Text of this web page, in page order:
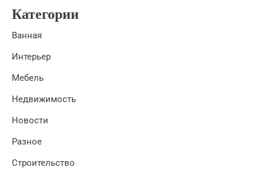
Категории
Ванная
Интерьер
Мебель
Недвижимость
Новости
Разное
Строительство